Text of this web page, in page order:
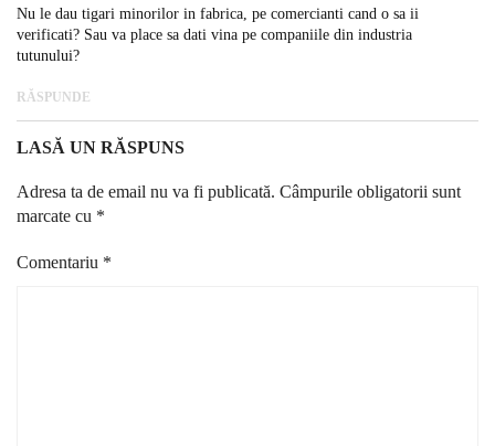
Nu le dau tigari minorilor in fabrica, pe comercianti cand o sa ii
verificati? Sau va place sa dati vina pe companiile din industria
tutunului?
RĂSPUNDE
LASĂ UN RĂSPUNS
Adresa ta de email nu va fi publicată. Câmpurile obligatorii sunt
marcate cu *
Comentariu *